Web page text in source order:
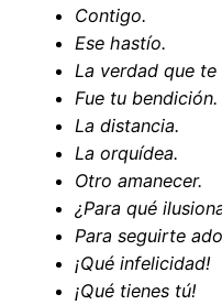
Contigo.
Ese hastío.
La verdad que te
Fue tu bendición.
La distancia.
La orquídea.
Otro amanecer.
¿Para qué
Para seguirte
¡Qué infelicidad!
¡Qué tienes tú!